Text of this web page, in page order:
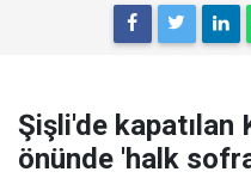
Şişli'de kapatılan
önünde 'halk